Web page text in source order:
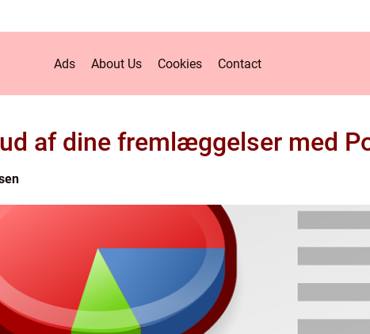
Ads About Us Cookies Contact
af dine fremlæggelser med